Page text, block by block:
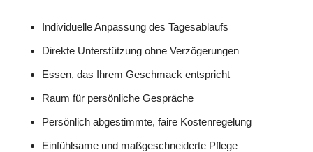
Individuelle Anpassung des Tagesablaufs
Direkte Unterstützung ohne Verzögerungen
Essen, das Ihrem Geschmack entspricht
Raum für persönliche Gespräche
Persönlich abgestimmte, faire Kostenregelung
Einfühlsame und maßgeschneiderte Pflege